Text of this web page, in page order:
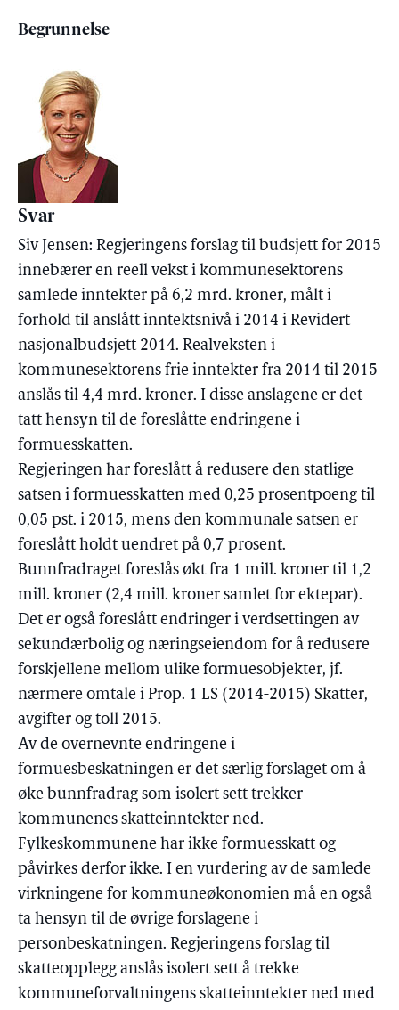
Begrunnelse
Svar
Siv Jensen: Regjeringens forslag til budsjett for 2015
innebærer en reell vekst i kommunesektorens
samlede inntekter på 6,2 mrd. kroner, målt i
forhold til anslått inntektsnivå i 2014 i Revidert
nasjonalbudsjett 2014. Realveksten i
kommunesektorens frie inntekter fra 2014 til 2015
anslås til 4,4 mrd. kroner. I disse anslagene er det
tatt hensyn til de foreslåtte endringene i
formuesskatten.
Regjeringen har foreslått å redusere den statlige
satsen i formuesskatten med 0,25 prosentpoeng til
0,05 pst. i 2015, mens den kommunale satsen er
foreslått holdt uendret på 0,7 prosent.
Bunnfradraget foreslås økt fra 1 mill. kroner til 1,2
mill. kroner (2,4 mill. kroner samlet for ektepar).
Det er også foreslått endringer i verdsettingen av
sekundærbolig og næringseiendom for å redusere
forskjellene mellom ulike formuesobjekter, jf.
nærmere omtale i Prop. 1 LS (2014-2015) Skatter,
avgifter og toll 2015.
Av de overnevnte endringene i
formuesbeskatningen er det særlig forslaget om å
øke bunnfradrag som isolert sett trekker
kommunenes skatteinntekter ned.
Fylkeskommunene har ikke formuesskatt og
påvirkes derfor ikke. I en vurdering av de samlede
virkningene for kommuneøkonomien må en også
ta hensyn til de øvrige forslagene i
personbeskatningen. Regjeringens forslag til
skatteopplegg anslås isolert sett å trekke
kommuneforvaltningens skatteinntekter ned med